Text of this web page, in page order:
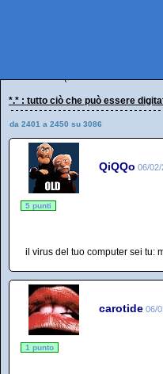
*.* : tutto ciò che può essere
da 2401 a 2450 su 3086
QiQQo 06/02/
5 punti
il virus del tuo computer sei tu:
carotide 06/
1 punto